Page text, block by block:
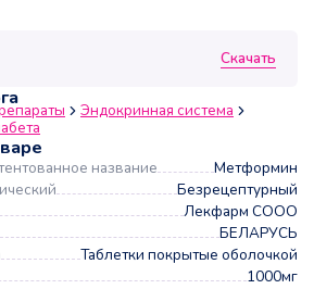
Скачать
Эндокринная система
название
Метформин
Безрецептурный
Лекфарм СООО
БЕЛАРУСЬ
Таблетки покрытые оболочкой
1000мг